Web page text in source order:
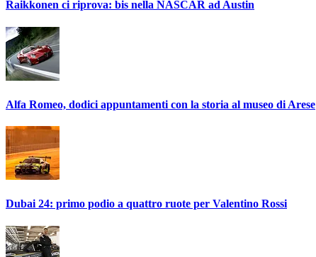
Raikkonen ci riprova: bis nella NASCAR ad Austin
Alfa Romeo, dodici appuntamenti con la storia al museo di Arese
Dubai 24: primo podio a quattro ruote per Valentino Rossi